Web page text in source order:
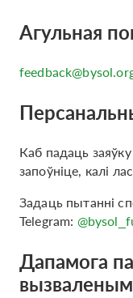
Агульная
Каб падаць
запоўніце, калі
Задаць пытанні
Telegram:
Дапамога
вызваленым